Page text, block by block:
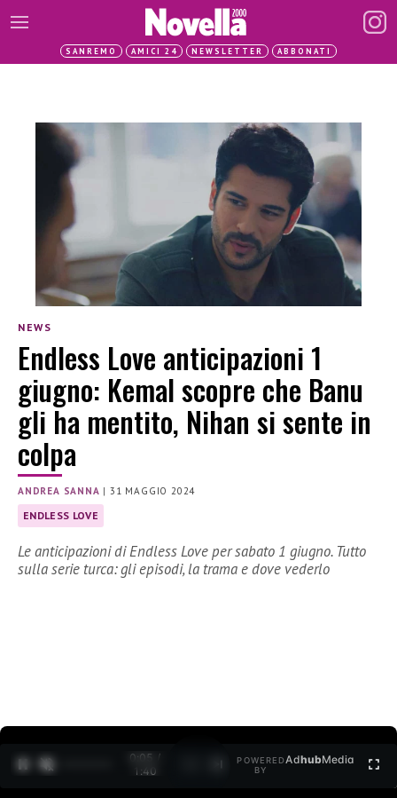
SANREMO AMICI 24 NEWSLETTER ABBONATI
NEWS
Endless Love anticipazioni 1
giugno: Kemal scopre che Banu
gli ha mentito, Nihan si sente in
colpa
ANDREA SANNA |31 MAGGIO 2024
ENDLESS LOVE
Le anticipazioni di Endless Love per sabato 1 giugno. Tutto
sulla serie turca: gli episodi, la trama e dove vederlo
0:06 /
1:40
POWERED
BY
AdhubMedia